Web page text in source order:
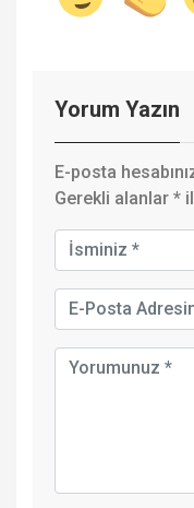
Yorum Yazın
E-posta
Gerekli alanlar *